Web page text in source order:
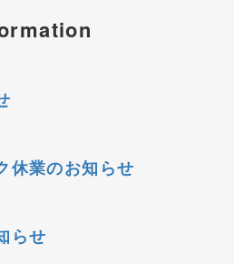
休業のお知らせ
らせ